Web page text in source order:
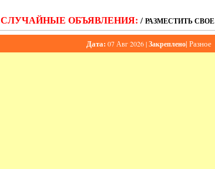
СЛУЧАЙНЫЕ ОБЪЯВЛЕНИЯ: / РАЗМЕСТИТЬ СВОЕ
Дата: 07 Авг 2026 |Закреплено| Разное